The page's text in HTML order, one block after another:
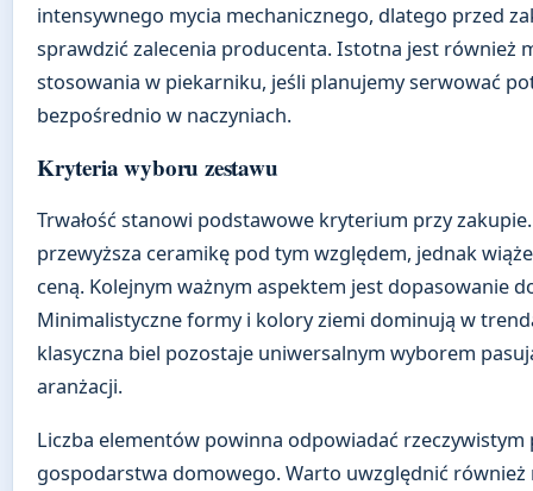
intensywnego mycia mechanicznego, dlatego przed
sprawdzić zalecenia producenta. Istotna jest również
stosowania w piekarniku, jeśli planujemy serwować
bezpośrednio w naczyniach.
Kryteria wyboru zestawu
Trwałość stanowi podstawowe kryterium przy
przewyższa ceramikę pod tym względem, jednak
ceną. Kolejnym ważnym aspektem jest dopasowanie
Minimalistyczne formy i kolory ziemi dominują w
klasyczna biel pozostaje uniwersalnym wyborem
aranżacji.
Liczba elementów powinna odpowiadać
gospodarstwa domowego. Warto uwzględnić również